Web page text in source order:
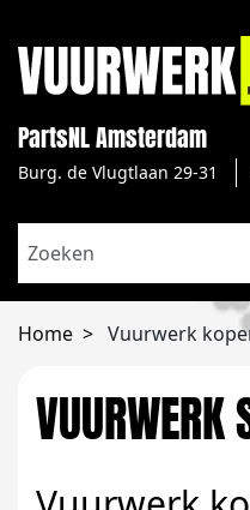
PartsNL Amsterdam
Burg. de Vlugtlaan 29-31
Home Vuurwerk
VUURWERK